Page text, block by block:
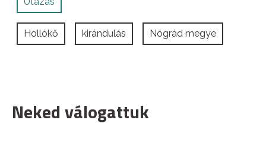
Hollókő kirándulás Nógrád megye
Neked válogattuk